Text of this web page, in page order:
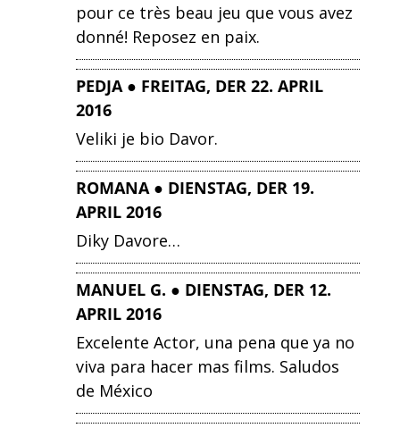
pour ce très beau jeu que vous avez
donné! Reposez en paix.
PEDJA ● FREITAG, DER 22. APRIL
2016
Veliki je bio Davor.
ROMANA ● DIENSTAG, DER 19.
APRIL 2016
Diky Davore…
MANUEL G. ● DIENSTAG, DER 12.
APRIL 2016
Excelente Actor, una pena que ya no
viva para hacer mas films. Saludos
de México